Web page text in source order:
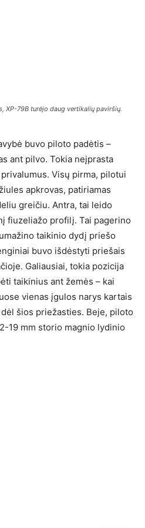
XP-79B turėjo daug vertikalių paviršių.
buvo piloto padėtis –
ant pilvo. Tokia neįprasta
Visų pirma, pilotui
apkrovas, patiriamas
greičiu. Antra, tai leido
fiuzeliažo profilį. Tai pagerino
taikinio dydį priešo
buvo išdėstyti priešais
Galiausiai, tokia pozicija
taikinius ant žemės – kai
vienas įgulos narys kartais
šios priežasties. Beje, piloto
19 mm storio magnio lydinio